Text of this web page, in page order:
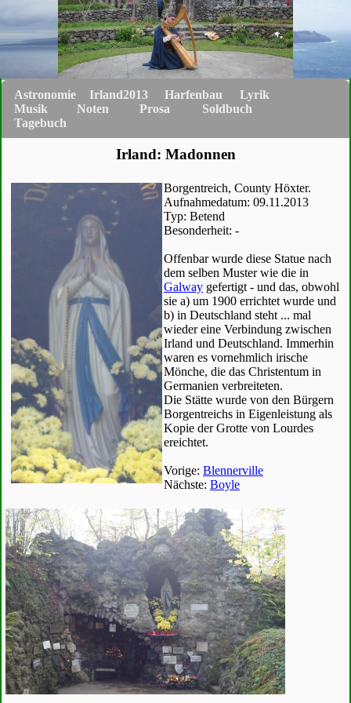
Astronomie Irland2013 Harfenbau
Lyrik
Musik
Noten Prosa
Soldbuch
Tagebuch
Irland: Madonnen
Borgentreich, County Höxter.
Aufnahmedatum: 09.11.2013
Typ: Betend
Besonderheit: -
Offenbar wurde diese Statue nach
dem selben Muster wie die in
Galway gefertigt - und das, obwohl
sie a) um 1900 errichtet wurde und
b) in Deutschland steht ... mal
wieder eine Verbindung zwischen
Irland und Deutschland. Immerhin
waren es vornehmlich irische
Mönche, die das Christentum in
Germanien verbreiteten.
Die Stätte wurde von den Bürgern
Borgentreichs in Eigenleistung als
Kopie der Grotte von Lourdes
ereichtet.
Vorige: Blennerville
Nächste: Boyle